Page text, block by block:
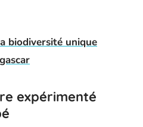
biodiversité unique
expérimenté